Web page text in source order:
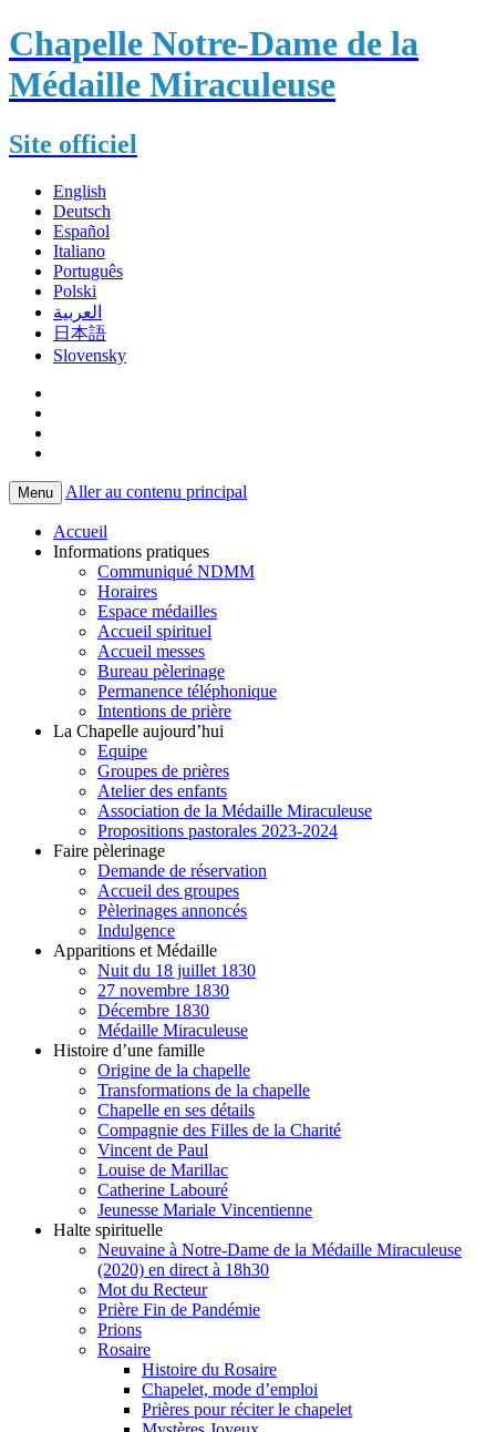
Chapelle Notre-Dame de la
Médaille Miraculeuse
Site officiel
English
Deutsch
Español
Italiano
Português
Polski
العربية
日本語
Slovensky
Menu Aller au contenu principal
Accueil
Informations pratiques
Communiqué NDMM
Horaires
Espace médailles
Accueil spirituel
Accueil messes
Bureau pèlerinage
Permanence téléphonique
Intentions de prière
La Chapelle aujourd’hui
Equipe
Groupes de prières
Atelier des enfants
Association de la Médaille Miraculeuse
Propositions pastorales 2023-2024
Faire pèlerinage
Demande de réservation
Accueil des groupes
Pèlerinages annoncés
Indulgence
Apparitions et Médaille
Nuit du 18 juillet 1830
27 novembre 1830
Décembre 1830
Médaille Miraculeuse
Histoire d’une famille
Origine de la chapelle
Transformations de la chapelle
Chapelle en ses détails
Compagnie des Filles de la Charité
Vincent de Paul
Louise de Marillac
Catherine Labouré
Jeunesse Mariale Vincentienne
Halte spirituelle
Neuvaine à Notre-Dame de la Médaille Miraculeuse
(2020) en direct à 18h30
Mot du Recteur
Prière Fin de Pandémie
Prions
Rosaire
Histoire du Rosaire
Chapelet, mode d’emploi
Prières pour réciter le chapelet